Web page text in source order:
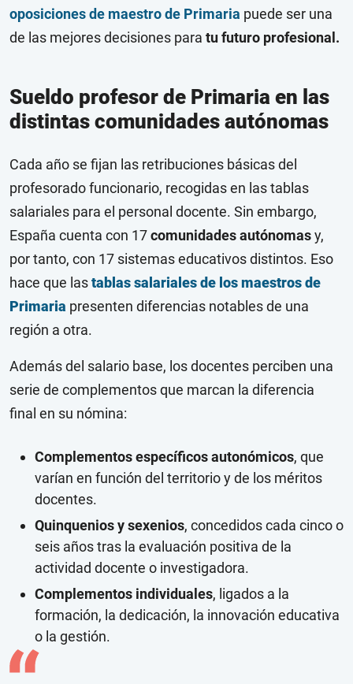
oposiciones de maestro de Primaria puede ser una
de las mejores decisiones para tu futuro profesional.
Sueldo profesor de Primaria en las
distintas comunidades autónomas
Cada año se fijan las retribuciones básicas del
profesorado funcionario, recogidas en las tablas
salariales para el personal docente. Sin embargo,
España cuenta con 17comunidades autónomasy,
por tanto, con 17 sistemas educativos distintos. Eso
hace que lastablas salariales de los maestros de
Primaria presenten diferencias notables de una
región a otra.
Además del salario base, los docentes perciben una
serie de complementos que marcan la diferencia
final en su nómina:
Complementos específicos autonómicos, que
varían en función del territorio y de los méritos
docentes.
Quinquenios y sexenios, concedidos cada cinco o
seis años tras la evaluación positiva de la
actividad docente o investigadora.
Complementos individuales, ligados a la
formación, la dedicación, la innovación educativa
o la gestión.